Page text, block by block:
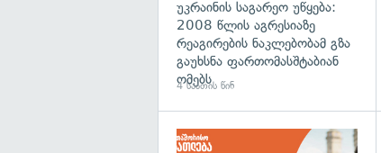
უკრაინის საგარეო უწყება:
2008 წლის აგრესიაზე
რეაგირების ნაკლებობამ გზა
გაუხსნა ფართომასშტაბიან
ომებს
4 საათის წინ